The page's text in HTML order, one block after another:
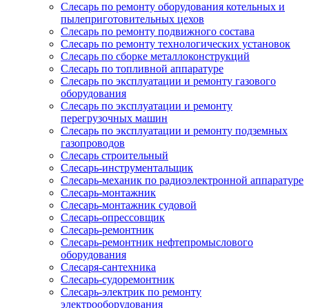
Слесарь по ремонту оборудования котельных и
пылеприготовительных цехов
Слесарь по ремонту подвижного состава
Слесарь по ремонту технологических установок
Слесарь по сборке металлоконструкций
Слесарь по топливной аппаратуре
Слесарь по эксплуатации и ремонту газового
оборудования
Слесарь по эксплуатации и ремонту
перегрузочных машин
Слесарь по эксплуатации и ремонту подземных
газопроводов
Слесарь строительный
Слесарь-инструментальщик
Слесарь-механик по радиоэлектронной аппаратуре
Слесарь-монтажник
Слесарь-монтажник судовой
Слесарь-опрессовщик
Слесарь-ремонтник
Слесарь-ремонтник нефтепромыслового
оборудования
Слесаря-сантехника
Слесарь-судоремонтник
Слесарь-электрик по ремонту
электрооборудования